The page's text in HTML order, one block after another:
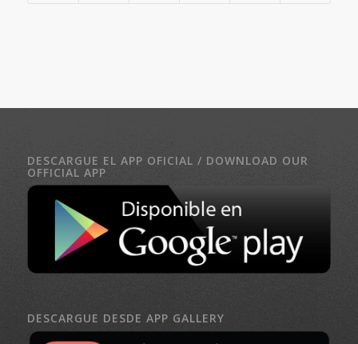
DESCARGUE EL APP OFICIAL / DOWNLOAD OUR
OFFICIAL APP
DESCARGUE DESDE APP GALLERY